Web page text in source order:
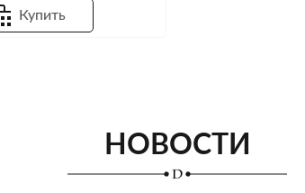
Купить
НОВОСТИ